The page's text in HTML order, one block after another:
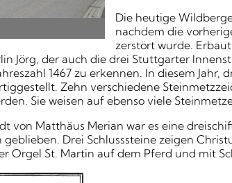
Die heutige
nachdem die
zerstört wurde.
Jörg, der auch die drei Stuttgarter
1467 zu erkennen. In diesem Jahr,
Zehn verschiedene
Sie weisen auf ebenso viele
von Matthäus Merian war es eine
Drei Schlusssteine zeigen
Orgel St. Martin auf dem Pferd und mit